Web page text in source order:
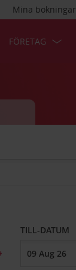
Mina bokningar
FÖRETAG
TILL-DATUM